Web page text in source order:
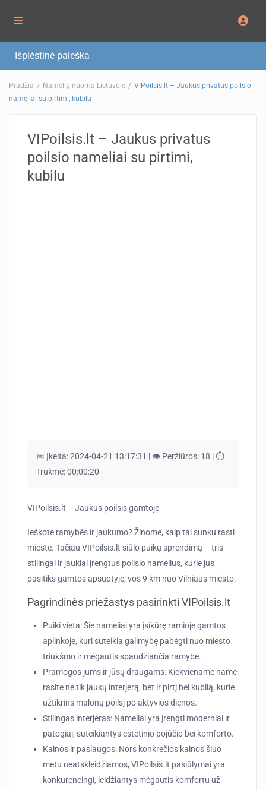
Išplėstinė paieška
Pradžia Namelių nuoma Lietuvoje
VIPoilsis.lt – Jaukus privatus poilsio
nameliai su pirtimi, kubilu
VIPoilsis.lt – Jaukus privatus
poilsio nameliai su pirtimi,
kubilu
📅 Įkelta:2024-04-21 13:17:31 | 👁️ Peržiūros: 18 | ⏱️
Trukmė:00:00:20
VIPoilsis.lt – Jaukus poilsis gamtoje
Ieškote ramybės ir jaukumo? Žinome, kaip tai sunku rasti
mieste. Tačiau VIPoilsis.lt siūlo puikų sprendimą – tris
stilingai ir jaukiai įrengtus poilsio namelius, kurie jus
pasitiks gamtos apsuptyje, vos 9 km nuo Vilniaus miesto.
Pagrindinės priežastys pasirinkti VIPoilsis.lt
Puiki vieta: Šie nameliai yra įsikūrę ramioje gamtos
aplinkoje, kuri suteikia galimybę pabėgti nuo miesto
triukšmo ir mėgautis spaudžiančia ramybe.
Pramogos jums ir jūsų draugams: Kiekviename name
rasite ne tik jaukų interjerą, bet ir pirtį bei kubilą, kurie
užtikrins malonų poilsį po aktyvios dienos.
Stilingas interjeras: Nameliai yra įrengti moderniai ir
patogiai, suteikiantys estetinio pojūčio bei komforto.
Kainos ir paslaugos: Nors konkrečios kainos šiuo
metu neatskleidžiamos, VIPoilsis.lt pasiūlymai yra
konkurencingi, leidžiantys mėgautis komfortu už